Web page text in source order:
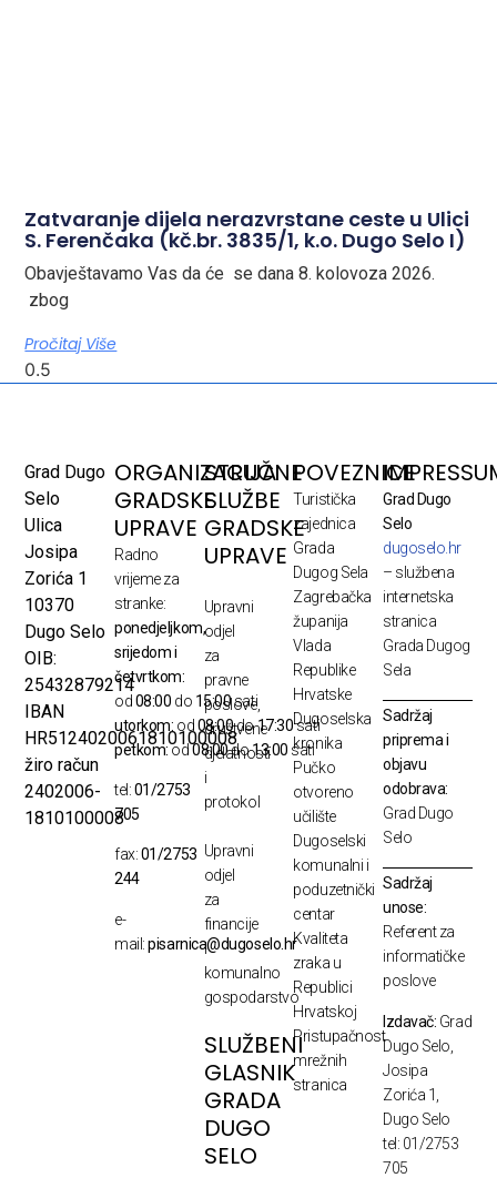
Zatvaranje dijela nerazvrstane ceste u Ulici
S. Ferenčaka (kč.br. 3835/1, k.o. Dugo Selo I)
Obavještavamo Vas da će se dana 8. kolovoza 2026.
zbog
Pročitaj Više
Grad Dugo
Selo
Ulica
Josipa
Zorića 1
10370
Dugo Selo
OIB:
25432879214
IBAN
HR5124020061810100008
žiro račun
2402006-
1810100008
ORGANIZACIJA
GRADSKE
UPRAVE
Radno
vrijeme za
stranke:
ponedjeljkom,
srijedom i
četvrtkom:
od08:00 do 15:00sati
utorkom: od08:00do17:30sati
petkom:od08:00do13:00 sati
tel:01/2753
705
fax:01/2753
244
e-
mail:pisarnica@dugoselo.hr
STRUČNE
SLUŽBE
GRADSKE
UPRAVE
Upravni
odjel
za
pravne
poslove,
društvene
djelatnosti
i
protokol
Upravni
odjel
za
financije
i
komunalno
gospodarstvo
SLUŽBENI
GLASNIK
GRADA
DUGO
SELO
POVEZNICE
Turistička
zajednica
Grada
Dugog Sela
Zagrebačka
županija
Vlada
Republike
Hrvatske
Dugoselska
kronika
Pučko
otvoreno
učilište
Dugoselski
komunalni i
poduzetnički
centar
Kvaliteta
zraka u
Republici
Hrvatskoj
Pristupačnost
mrežnih
stranica
Grad Dugo
Selo
dugoselo.hr
– službena
internetska
stranica
Grada Dugog
Sela
Sadržaj
priprema i
objavu
odobrava:
Grad Dugo
Selo
Sadržaj
unose:
Referent za
informatičke
poslove
Izdavač: Grad
Dugo Selo,
Josipa
Zorića 1,
Dugo Selo
tel: 01/2753
705